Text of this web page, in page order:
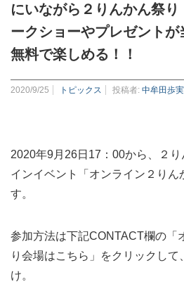
にいながら２りんかん祭
ークショーやプレゼント
無料で楽しめる！！
2020/9/25 トピックス 投稿者: 中牟田歩実
2020年9月26日17：00から、２
インイベント「オンライン２りん
す。
参加方法は下記CONTACT欄の「
り会場はこちら」をクリックし
け。